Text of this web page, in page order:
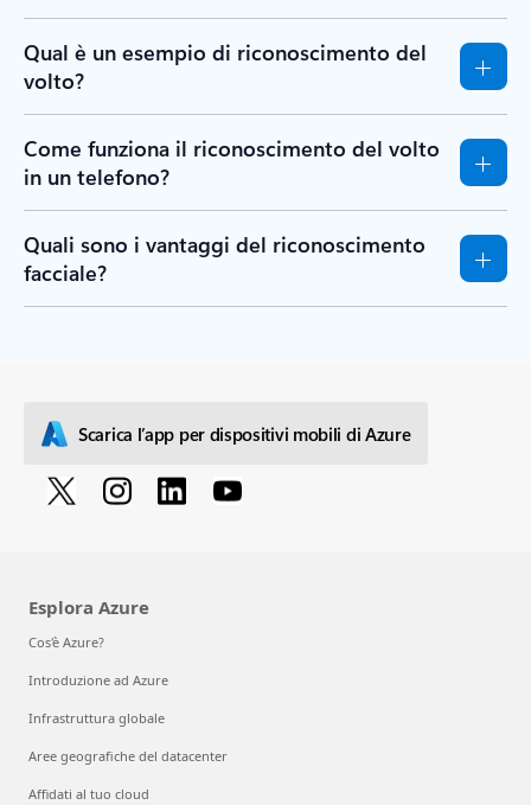
Qual è un esempio di riconoscimento del
volto?
Come funziona il riconoscimento del volto
in un telefono?
Quali sono i vantaggi del riconoscimento
facciale?
Scarica l’app per dispositivi mobili di Azure
Esplora Azure
Cos'è Azure?
Introduzione ad Azure
Infrastruttura globale
Aree geografiche del datacenter
Affidati al tuo cloud